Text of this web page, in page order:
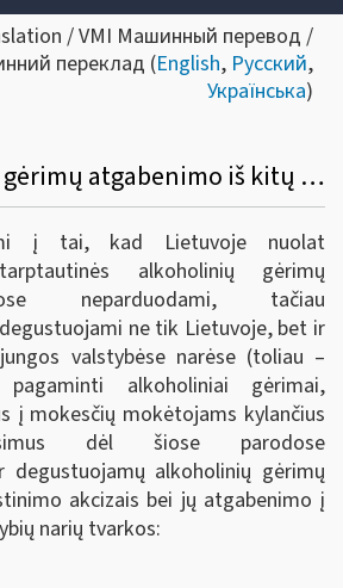
/ VMI Машинный перевод /
переклад (English, Русский,
Українська)
Dėl alkoholinių gėrimų atgabenimo iš kitų Europos sąjungos valstybių narių į tarptautines parodas Lietuvoje bei akcizų sumokėjimo
į tai, kad Lietuvoje nuolat
alkoholinių gėrimų
neparduodami, tačiau
ne tik Lietuvoje, bet ir
valstybėse narėse (toliau –
alkoholiniai gėrimai,
į mokesčių mokėtojams kylančius
dėl šiose parodose
degustuojamų alkoholinių gėrimų
akcizais bei jų atgabenimo į
narių tvarkos: